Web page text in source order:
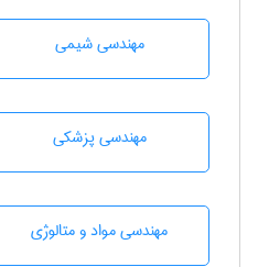
مهندسي شيمی
مهندسی پزشکی
مهندسی مواد و متالوژی